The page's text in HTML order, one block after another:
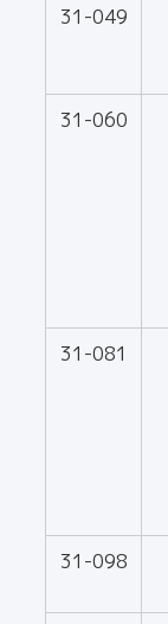
31-049
31-060
31-081
31-098